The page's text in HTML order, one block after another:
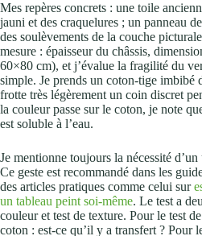
Mes repères concrets : une toile
jauni et des craquelures ; un panneau
des soulèvements de la couche
mesure : épaisseur du châssis,
60×80 cm), et j’évalue la fragilité du
simple. Je prends un coton‑tige imbibé
frotte très légèrement un coin discret
la couleur passe sur le coton, je note
est soluble à l’eau.
Je mentionne toujours la nécessité
Ce geste est recommandé dans les
des articles pratiques comme celui sur
un tableau peint soi‑même. Le test a
couleur et test de texture. Pour le test
coton : est‑ce qu’il y a transfert ? Pour